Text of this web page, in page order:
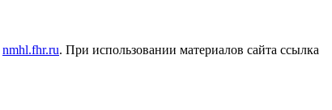
nmhl.fhr.ru. При использовании материалов сайта ссылка